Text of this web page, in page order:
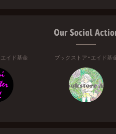
Our Social
イド基金 ブックストア・エイド基